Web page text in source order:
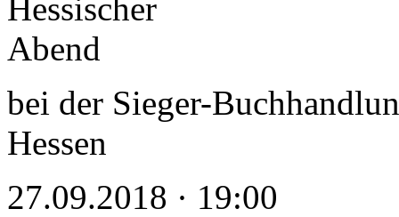
bei der Sieger-
Hessen
27.09.2018 · 19:00